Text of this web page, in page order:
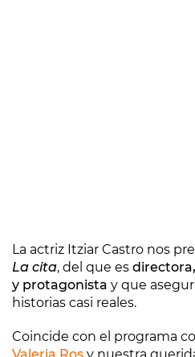
La actriz Itziar Castro nos
La cita, del que es
y protagonista y que
historias casi reales.
Coincide con el programa